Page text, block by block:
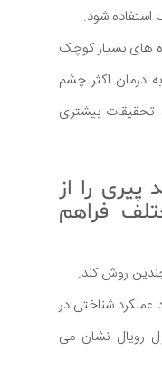
شود.
های بسیار کوچک
درمان اکثر چشم
بیشتری
پیری را از
فراهم
چندین روش کند.
عملکرد شناختی در
رویال نشان می